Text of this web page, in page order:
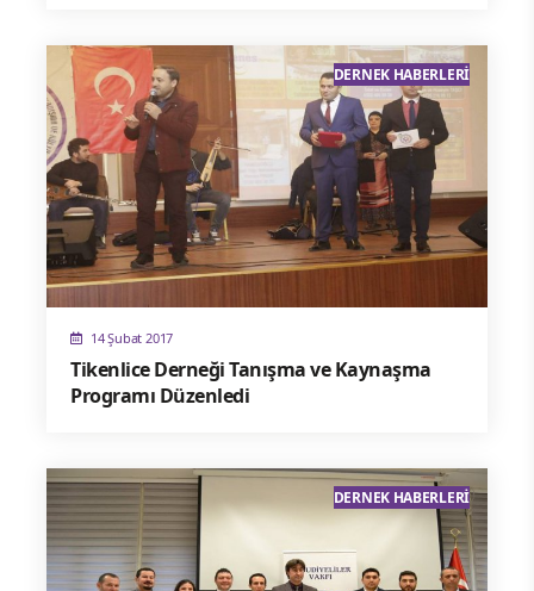
14 Şubat 2017
Tikenlice Derneği Tanışma ve Kaynaşma
Programı Düzenledi
DERNEK HABERLERI
DERNEK HABERLERI